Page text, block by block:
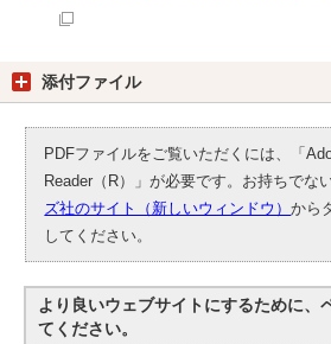
添付ファイル
PDFファイルをご覧いただくには、「
Reader（R）」が必要です。お持ちでな
ズ社のサイト（新しいウィンドウ）から
してください。
より良いウェブサイトにするために、
てください。